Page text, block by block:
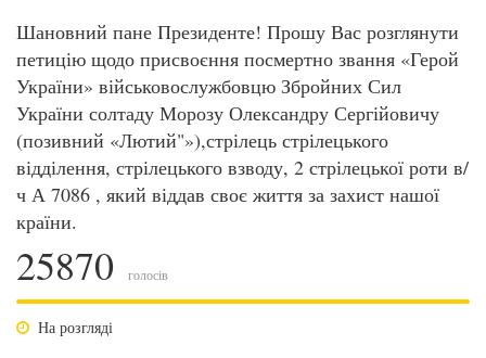
Шановний пане Президенте! Прошу Вас розглянути
петицію щодо присвоєння посмертно звання «Герой
України» військовослужбовцю Збройних Сил
України солтаду Морозу Олександру Сергійовичу
(позивний «Лютий"»),стрілець стрілецького
відділення, стрілецького взводу, 2 стрілецької роти в/
ч А 7086 , який віддав своє життя за захист нашої
країни.
25870 голосів
На розгляді